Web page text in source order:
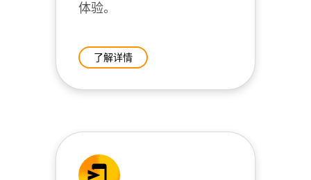
体验。
了解详情